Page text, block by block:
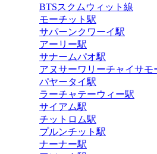
BTSスクムウィット線
モーチット駅
サパーンクワーイ駅
アーリー駅
サナームパオ駅
アヌサーワリーチャイサモ
パヤータイ駅
ラーチャテーウィー駅
サイアム駅
チットロム駅
プルンチット駅
ナーナー駅